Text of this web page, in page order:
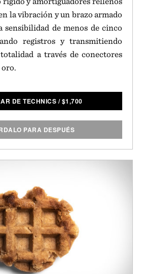
la vibración y un brazo armado
sensibilidad de menos de cinco
registros y transmitiendo
a través de conectores
oro.
DE TECHNICS /$1,700
PARA DESPUÉS